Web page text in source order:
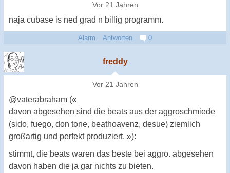
Vor 21 Jahren
naja cubase is ned grad n billig programm.
Alarm Antworten 0
freddy
Vor 21 Jahren
@vaterabraham («
davon abgesehen sind die beats aus der aggroschmiede
(sido, fuego, don tone, beathoavenz, desue) ziemlich
großartig und perfekt produziert. »):
stimmt, die beats waren das beste bei aggro. abgesehen
davon haben die ja gar nichts zu bieten.